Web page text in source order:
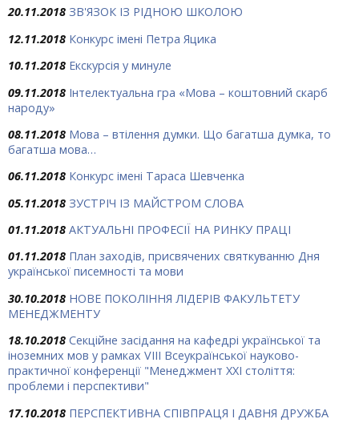
20.11.2018 ЗВ'ЯЗОК ІЗ РІДНОЮ ШКОЛОЮ
12.11.2018 Конкурс імені Петра Яцика
10.11.2018 Екскурсія у минуле
09.11.2018 Інтелектуальна гра «Мова – коштовний скарб
народу»
08.11.2018 Мова – втілення думки. Що багатша думка, то
багатша мова…
06.11.2018 Конкурс імені Тараса Шевченка
05.11.2018 ЗУСТРІЧ ІЗ МАЙСТРОМ СЛОВА
01.11.2018 АКТУАЛЬНІ ПРОФЕСІЇ НА РИНКУ ПРАЦІ
01.11.2018 План заходів, присвячених святкуванню Дня
української писемності та мови
30.10.2018 НОВЕ ПОКОЛІННЯ ЛІДЕРІВ ФАКУЛЬТЕТУ
МЕНЕДЖМЕНТУ
18.10.2018 Секційне засідання на кафедрі української та
іноземних мов у рамках VІІІ Всеукраїнської науково-
практичної конференції "Менеджмент ХХІ століття:
проблеми і перспективи"
17.10.2018 ПЕРСПЕКТИВНА СПІВПРАЦЯ І ДАВНЯ ДРУЖБА